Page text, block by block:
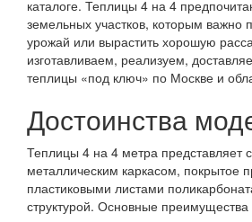
каталоге. Теплицы 4 на 4
земельных участков, которым важно
урожай или вырастить хорошую
изготавливаем, реализуем,
теплицы «под ключ» по Москве и
Достоинства
Теплицы 4 на 4 метра представляет
металлическим каркасом, покрытое
пластиковыми листами
структурой. Основные